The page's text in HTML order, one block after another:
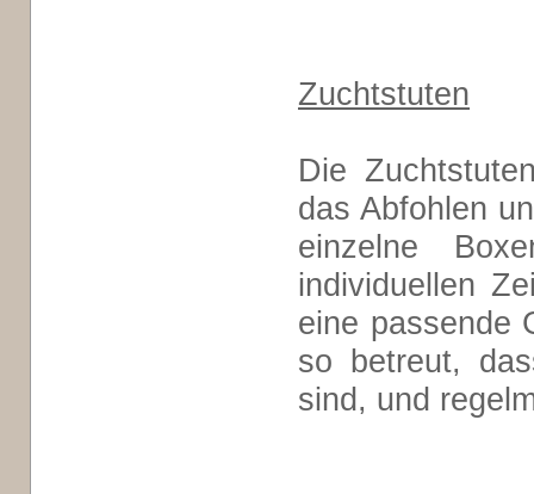
Zuchtstuten
Die
das Abfohlen
einzelne
individuellen
eine passende
so betreut,
sind, und